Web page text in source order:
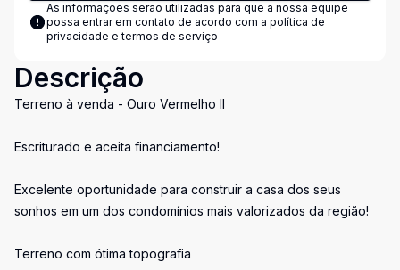
As informações serão utilizadas para que a nossa equipe
possa entrar em contato de acordo com a política de
privacidade e termos de serviço
Descrição
Terreno à venda - Ouro Vermelho II
Escriturado e aceita financiamento!
Excelente oportunidade para construir a casa dos seus
sonhos em um dos condomínios mais valorizados da região!
Terreno com ótima topografia